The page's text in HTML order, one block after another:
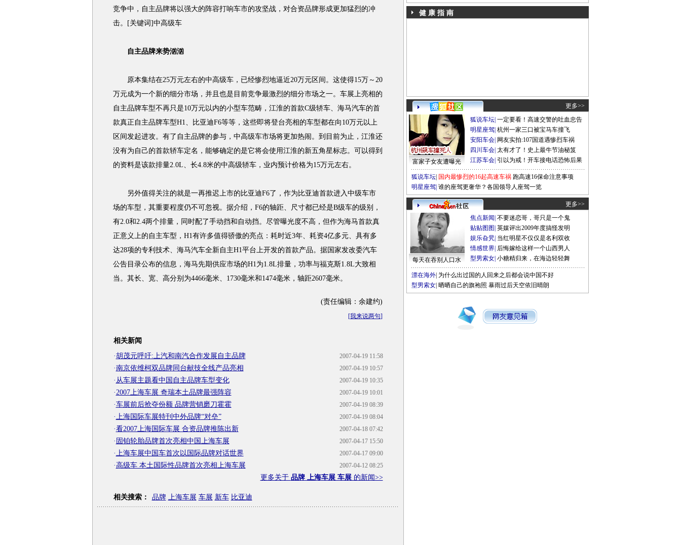
竞争中，自主品牌将以强大的阵容打响车市的攻坚战，对合资品牌形成更加猛烈的冲
击。[关键词]中高级车
自主品牌来势汹汹
原本集结在25万元左右的中高级车，已经惨烈地逼近20万元区间。这使得15万～20
万元成为一个新的细分市场，并且也是目前竞争最激烈的细分市场之一。车展上亮相的
自主品牌车型不再只是10万元以内的小型车范畴，江淮的首款C级轿车、海马汽车的首
款真正自主品牌车型H1、比亚迪F6等等，这些即将登台亮相的车型都在向10万元以上
区间发起进攻。有了自主品牌的参与，中高级车市场将更加热闹。到目前为止，江淮还
没有为自己的首款轿车定名，能够确定的是它将会使用江淮的新五角星标志。可以得到
的资料是该款排量2.0L、长4.8米的中高级轿车，业内预计价格为15万元左右。
另外值得关注的就是一再推迟上市的比亚迪F6了，作为比亚迪首款进入中级车市
场的车型，其重要程度仍不可忽视。据介绍，F6的轴距、尺寸都已经是B级车的级别，
有2.0和2.4两个排量，同时配了手动挡和自动挡。尽管曝光度不高，但作为海马首款真
正意义上的自主车型，H1有许多值得骄傲的亮点：耗时近3年、耗资4亿多元、具有多
达28项的专利技术、海马汽车全新自主H1平台上开发的首款产品。据国家发改委汽车
公告目录公布的信息，海马先期供应市场的H1为1.8L排量，功率与福克斯1.8L大致相
当。其长、宽、高分别为4466毫米、1730毫米和1474毫米，轴距2607毫米。
(责任编辑：余建约)
[我来说两句]
相关新闻
2007-04-19 11:58
·胡茂元呼吁:上汽和南汽合作发展自主品牌
2007-04-19 10:57
·南京依维柯双品牌同台献技全线产品亮相
2007-04-19 10:35
· 从车展主题看中国自主品牌车型变化
2007-04-19 10:01
·2007上海车展 奇瑞本土品牌最强阵容
2007-04-19 08:39
·车展前后抢夺份额 品牌营销磨刀霍霍
2007-04-19 08:04
·上海国际车展特刊中外品牌“对垒”
2007-04-18 07:42
·看2007上海国际车展 合资品牌推陈出新
2007-04-17 15:50
· 固铂轮胎品牌首次亮相中国上海车展
2007-04-17 09:00
·上海车展中国车首次以国际品牌对话世界
2007-04-12 08:25
·高级车 本土国际性品牌首次亮相上海车展
更多关于 品牌 上海车展 车展的新闻>>
相关搜索： 品牌 上海车展 车展 新车 比亚迪
健 康 指 南
更多>>
富家子女友遭曝光
狐说车坛 一定要看！高速交警的吐血忠告
明星座驾 杭州一家三口被宝马车撞飞
安阳车会 网友实拍:107国道遇惨烈车祸
四川车会 太有才了！史上最牛节油秘笈
江苏车会 引以为戒！开车接电话恐怖后果
狐说车坛 国内最惨烈的16起高速车祸 跑高速16保命注意事项
明星座驾 谁的座驾更奢华？各国领导人座驾一览
更多>>
每天在吞别人口水
焦点新闻 不要迷恋哥，哥只是一个鬼
贴贴图图 英媒评出2009年度搞怪发明
娱乐旮旯 当红明星不仅仅是名利双收
情感世界 后悔嫁给这样一个山西男人
型男索女 小糖精归来，在海边轻轻舞
漂在海外 为什么出过国的人回来之后都会说中国不好
型男索女 晒晒自己的旗袍照 暴雨过后天空依旧晴朗